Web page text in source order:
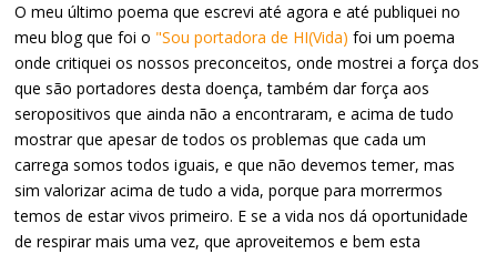
O meu último poema que escrevi até agora e até publiquei no
meu blog que foi o "Sou portadora de HI(Vida) foi um poema
onde critiquei os nossos preconceitos, onde mostrei a força dos
que são portadores desta doença, também dar força aos
seropositivos que ainda não a encontraram, e acima de tudo
mostrar que apesar de todos os problemas que cada um
carrega somos todos iguais, e que não devemos temer, mas
sim valorizar acima de tudo a vida, porque para morrermos
temos de estar vivos primeiro. E se a vida nos dá oportunidade
de respirar mais uma vez, que aproveitemos e bem esta